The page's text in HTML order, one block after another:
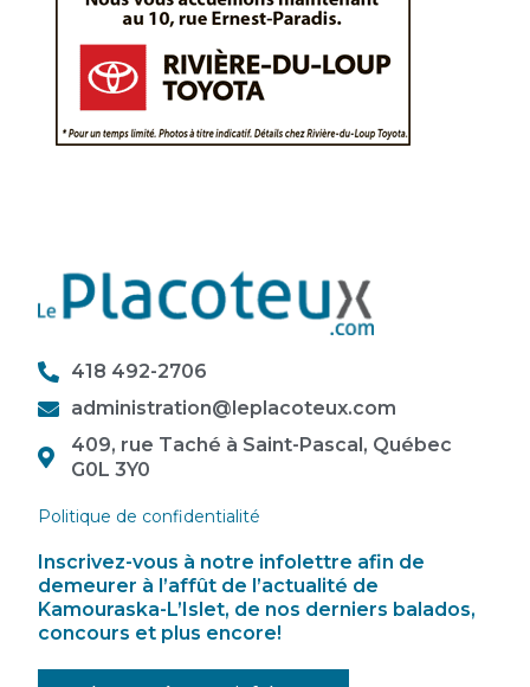
418 492-2706
administration@leplacoteux.com
409, rue Taché à Saint-Pascal, Québec
G0L 3Y0
Politique de confidentialité
Inscrivez-vous à notre infolettre afin de
demeurer à l’affût de l’actualité de
Kamouraska-L’Islet, de nos derniers balados,
concours et plus encore!